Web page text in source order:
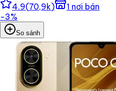
4.9(70,9k) 1 nơi bán
−3%
So sánh